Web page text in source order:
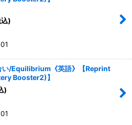
絞り込む
)
い/Equilibrium《英語》【Reprint
Booster2)】
)